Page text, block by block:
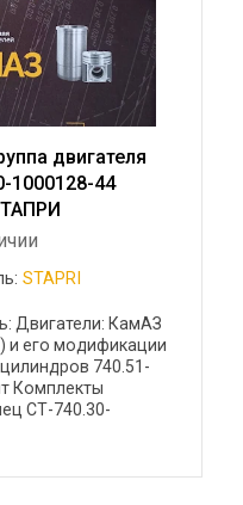
двигателя
1000128-44
STAPRI
Двигатели: КамАЗ
и его модификации
740.51-
Комплекты
СТ-740.30-
пальцы
1 шт Поршни MDK